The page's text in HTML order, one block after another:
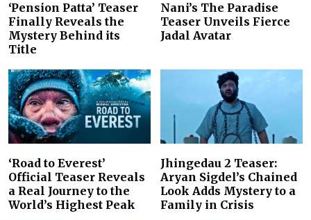
‘Pension Patta’ Teaser
Finally Reveals the
Mystery Behind its
Title
Nani’s The Paradise
Teaser Unveils Fierce
Jadal Avatar
‘Road to Everest’
Official Teaser Reveals
a Real Journey to the
World’s Highest Peak
Jhingedau 2 Teaser:
Aryan Sigdel’s Chained
Look Adds Mystery to a
Family in Crisis